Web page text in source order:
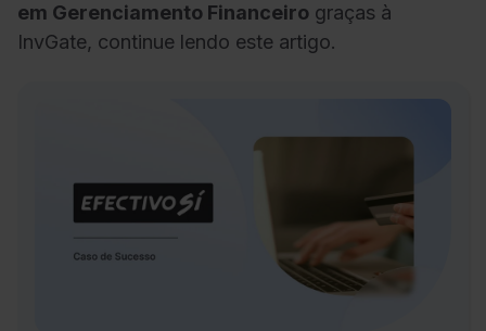
em Gerenciamento Financeiro graças à
InvGate, continue lendo este artigo.